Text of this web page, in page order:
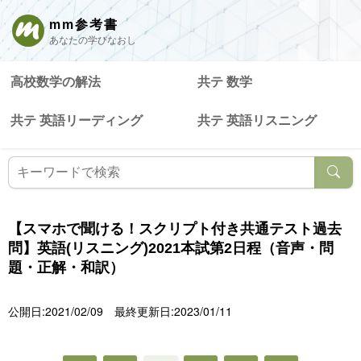
mm参考書
あなたの学びなおし
高校数学の解法 共テ 数学
共テ 英語リーディング 共テ 英語リスニング
【スマホで聞ける！スクリプト付き共通テスト過去
問】英語(リスニング)2021本試第2日程（音声・問
題・正解・和訳）
公開日:2021/02/09 最終更新日:2023/01/11